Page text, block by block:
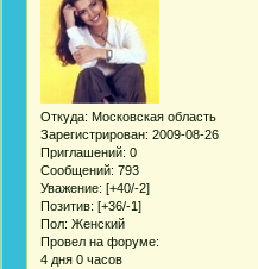
Откуда: Московская область
Зарегистрирован: 2009-08-26
Приглашений: 0
Сообщений: 793
Уважение: [+40/-2]
Позитив: [+36/-1]
Пол: Женский
Провел на форуме:
4 дня 0 часов